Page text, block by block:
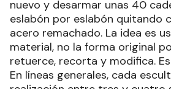
nuevo y desarmar unas 40
eslabón por eslabón quitando
acero remachado. La idea es
material, no la forma original
retuerce, recorta y modifica.
En líneas generales, cada